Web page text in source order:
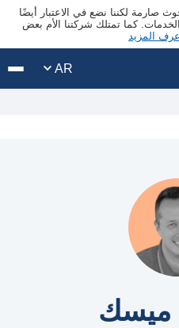
صارمة لكننا نضع في الاعتبار أيضًا
كما تمتلك شركتنا الأم بعض
المزيد
AR
ميسك